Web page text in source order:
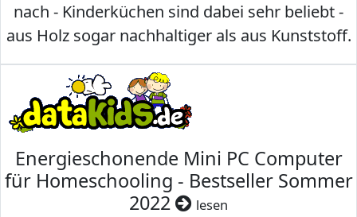
nach - Kinderküchen sind dabei sehr beliebt -
aus Holz sogar nachhaltiger als aus Kunststoff.
Energieschonende Mini PC Computer
für Homeschooling - Bestseller Sommer
2022
lesen